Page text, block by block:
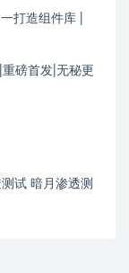
打造组件库 |
磅首发|无秘更
试 暗月渗透测